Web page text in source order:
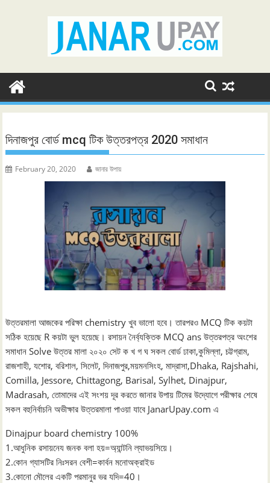
দিনাজপুর বোর্ড mcq টিক উত্তরপত্র 2020 সমাধান
February 20, 2020 জানার উপায়
উত্তরমালা আজকের পরিক্ষা chemistry খুব ভালো হবে। তারপরও MCQ টিক কয়টা
সঠিক হয়েছে R কয়টা ভুল হয়েছে। রসায়ন নৈর্ব্যক্তিক MCQ ans উত্তরপত্র অংশের
সমাধান Solve উত্তর মালা ২০২০ সেট ক খ গ ঘ সকল বোর্ড ঢাকা,কুমিল্লা, চট্টগ্রাম,
রাজশাহী, যশোর, বরিশাল, সিলেট, দিনাজপুর,ময়মনসিংহ, মাদ্রাসা,Dhaka, Rajshahi,
Comilla, Jessore, Chittagong, Barisal, Sylhet, Dinajpur,
Madrasah, তোমাদের এই সংশয় দূর করতে জানার উপায় টিমের উদ্যোগে পরীক্ষার শেষে
সকল বহুনির্বাচনি অভীক্ষার উত্তরমালা পাওয়া যাবে JanarUpay.com এ
Dinajpur board chemistry 100%
1.আধুনিক রসায়নেয জনক বলা হয়=অ্যান্টনি ল্যাভয়সিয়ে।
2.কোন গ্যাসটির নিঃসরন বেশী=কার্বন মনোঅক্রাইড
3.কোনো মৌলের একটি পরমানুর ভর যদি=40।